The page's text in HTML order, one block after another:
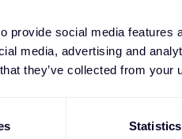
provide social media features
media, advertising and
they’ve collected from your
Statistics